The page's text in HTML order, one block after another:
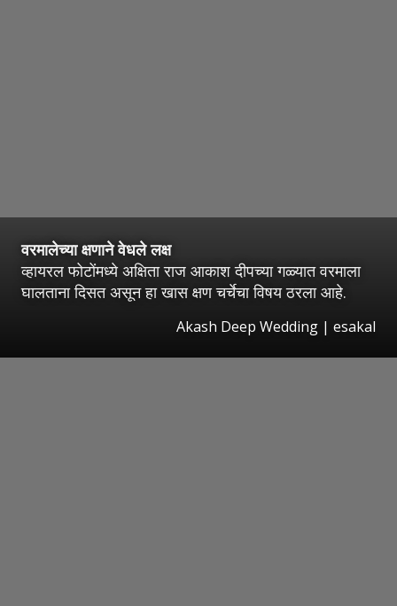
वरमालेच्या क्षणाने वेधले लक्ष
व्हायरल फोटोंमध्ये अक्षिता राज आकाश दीपच्या गळ्यात वरमाला
घालताना दिसत असून हा खास क्षण चर्चेचा विषय ठरला आहे.
Akash Deep Wedding | esakal